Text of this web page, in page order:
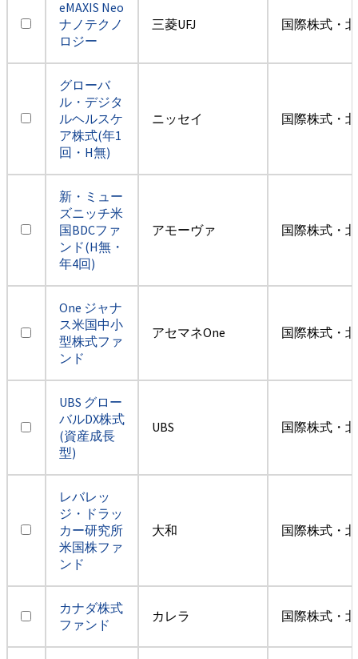
eMAXIS Neo
ナノテクノ
ロジー
三菱UFJ 国際株式・
グローバ
ル・デジタ
ルヘルスケ
ア株式(年1
回・H無)
ニッセイ 国際株式・
新・ミュー
ズニッチ米
国BDCファ
ンド(H無・
年4回)
アモーヴァ 国際株式・
One ジャナ
ス米国中小
型株式ファ
ンド
アセマネOne 国際株式・
UBS グロー
バルDX株式
(資産成長
型)
UBS 国際株式・
レバレッ
ジ・ドラッ
カー研究所
米国株ファ
ンド
大和 国際株式・
カナダ株式
ファンド
カレラ 国際株式・